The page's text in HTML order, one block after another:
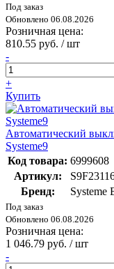
Под заказ
Обновлено 06.08.2026
Розничная цена:
810.55 руб. / шт
-
+
Купить
Автоматический
Systeme9
Код товара: 6999608
Артикул:
Бренд:
Systeme
Под заказ
Обновлено 06.08.2026
Розничная цена:
1 046.79 руб. / шт
-